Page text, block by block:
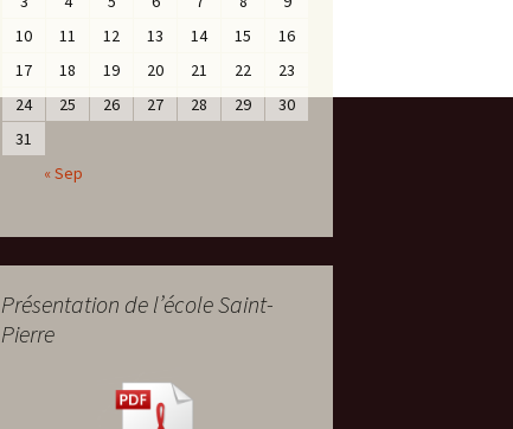
10
11 12 13 14 15
16
17
18 19 20 21 22
23
24
25 26 27 28 29
30
31
« Sep
Présentation de l’école Saint-
Pierre